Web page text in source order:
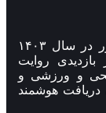
سامانه جامع اردویی و مراکز بازدیدی کشور در سال ۱۴۰۳
روایت
و ورزشی و
هوشمند